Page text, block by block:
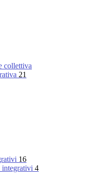
collettiva
21
16
integrativi 4